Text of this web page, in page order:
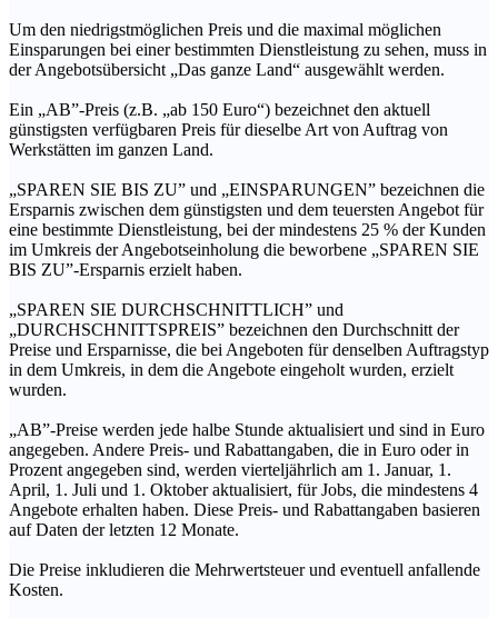
Um den niedrigstmöglichen Preis und die maximal möglichen
Einsparungen bei einer bestimmten Dienstleistung zu sehen, muss in
der Angebotsübersicht „Das ganze Land“ ausgewählt werden.
Ein „AB”-Preis (z.B. „ab 150 Euro“) bezeichnet den aktuell
günstigsten verfügbaren Preis für dieselbe Art von Auftrag von
Werkstätten im ganzen Land.
„SPAREN SIE BIS ZU” und „EINSPARUNGEN” bezeichnen die
Ersparnis zwischen dem günstigsten und dem teuersten Angebot für
eine bestimmte Dienstleistung, bei der mindestens 25 % der Kunden
im Umkreis der Angebotseinholung die beworbene „SPAREN SIE
BIS ZU”-Ersparnis erzielt haben.
„SPAREN SIE DURCHSCHNITTLICH” und
„DURCHSCHNITTSPREIS” bezeichnen den Durchschnitt der
Preise und Ersparnisse, die bei Angeboten für denselben Auftragstyp
in dem Umkreis, in dem die Angebote eingeholt wurden, erzielt
wurden.
„AB”-Preise werden jede halbe Stunde aktualisiert und sind in Euro
angegeben. Andere Preis- und Rabattangaben, die in Euro oder in
Prozent angegeben sind, werden vierteljährlich am 1. Januar, 1.
April, 1. Juli und 1. Oktober aktualisiert, für Jobs, die mindestens 4
Angebote erhalten haben. Diese Preis- und Rabattangaben basieren
auf Daten der letzten 12 Monate.
Die Preise inkludieren die Mehrwertsteuer und eventuell anfallende
Kosten.